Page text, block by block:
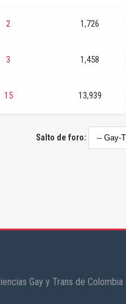
2 1,726
3 1,458
15 13,939
Salto de foro:
Gay y Trans de Colombia